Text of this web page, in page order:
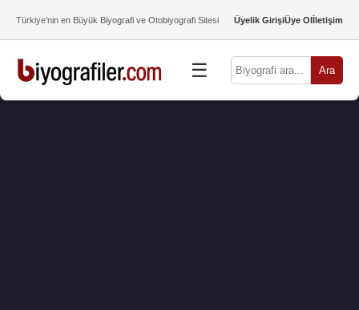
Türkiye’nin en Büyük Biyografi ve Otobiyografi Sitesi Üyelik GirişiÜye Olİletişim
☰ Ara